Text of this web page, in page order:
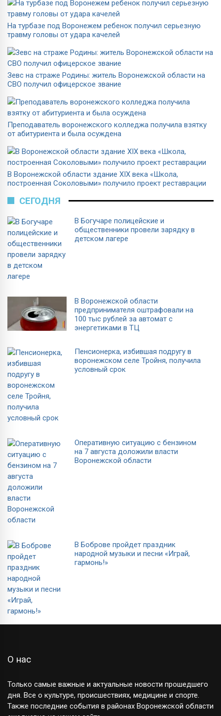
На турбазе под Воронежем ребенок получил серьезную
травму головы от удара качелей
Зевс на страже Родины: житель Воронежской области на
СВО получил офицерское звание
Преподаватель воронежского колледжа получила взятку
от абитуриента и была осуждена
В Воронежской области здание XIX века «Школа,
построенная Соколовыми» получило проект реставрации
СЕГОДНЯ
В Богучаре полицейские и
общественники провели зарядку в
детском лагере
В Воронежской области
предпринимателя оштрафовали на
100 тыс рублей за автомат с
энергетиками в ТЦ
Пенсионерка, избившая подругу в
воронежском селе Тройня, получила
условный срок
Оперативную ситуацию с бензином
на 7 августа доложили власти
Воронежской области
В Боброве пройдет праздник
народной музыки и песни «Играй,
гармонь!»
О нас
Только самые важные и актуальные новости прошедшего
дня. Все о культуре, происшествиях, медицине и спорте.
Также последние события в районах Воронежской области